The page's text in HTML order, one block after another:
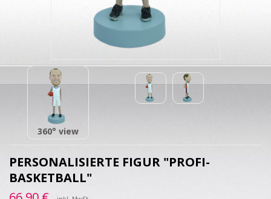
360° view
PERSONALISIERTE FIGUR "PROFI-
BASKETBALL"